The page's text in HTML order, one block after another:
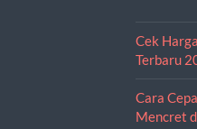
Cek
Terbaru
Cara
Mencret